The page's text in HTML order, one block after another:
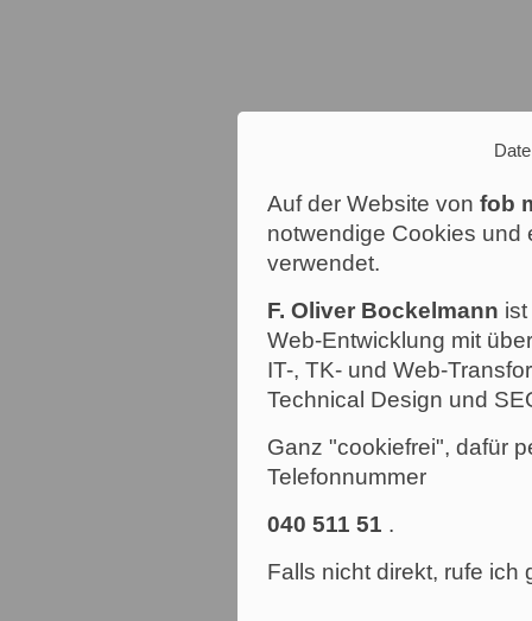
Auf der Website von fob
notwendige Cookies und
verwendet.
F. Oliver Bockelmann
Web-Entwicklung mit
IT-, TK- und Web-
Technical Design und
Ganz "cookiefrei", dafür
Telefonnummer
040 511 51 .
Falls nicht direkt, rufe ich